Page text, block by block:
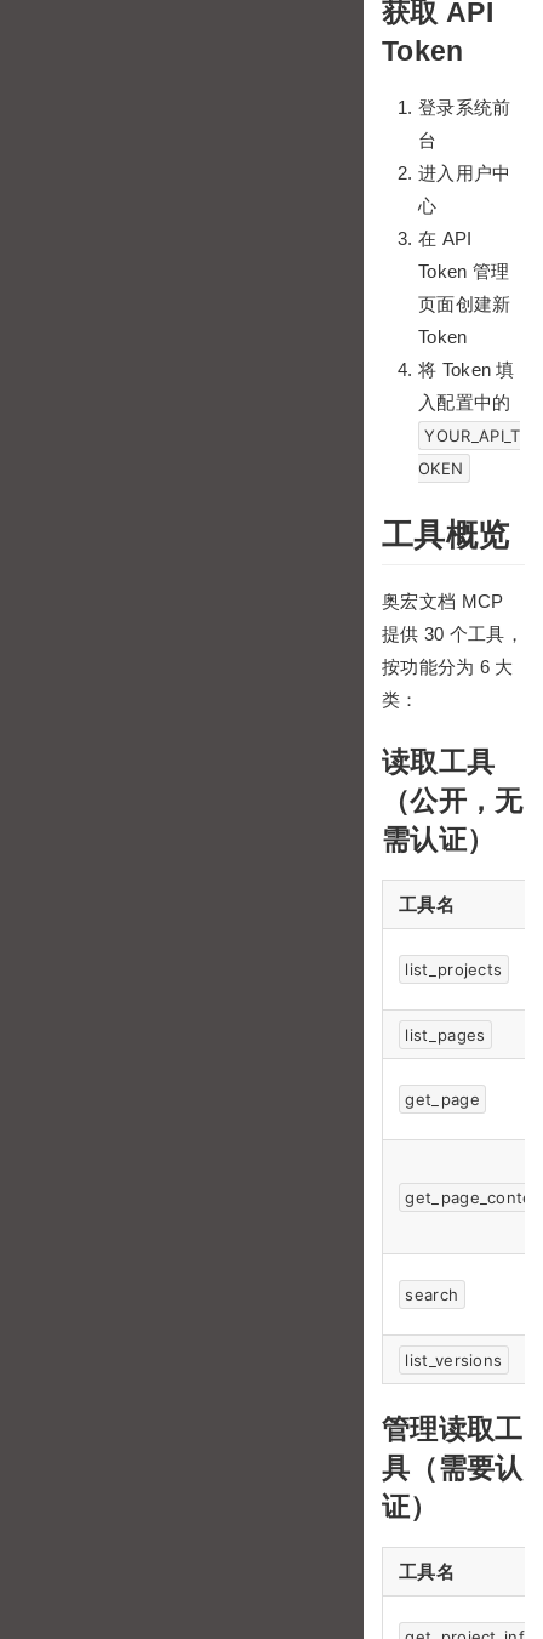
获取 API
Token
登录系统前
台
进入用户中
心
在 API
Token 管理
页面创建新
Token
将 Token 填
入配置中的
YOUR_API_T
OKEN
工具概览
奥宏文档 MCP
提供 30 个工具，
按功能分为 6 大
类：
读取工具
（公开，无
需认证）
工具名
list_projects
list_pages
get_page
search
list_versions
管理读取工
具（需要认
证）
工具名